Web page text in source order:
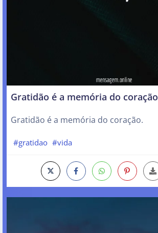
Gratidão é a memória do coração
Gratidão é a memória do coração.
#gratidao #vida